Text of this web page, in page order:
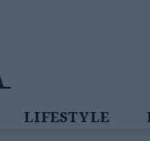
LIFESTYLE